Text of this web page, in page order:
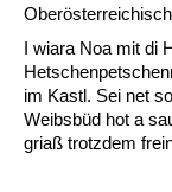
I wiara Noa mit di
im Kastl. Sei net
Weibsbüd hot a
griaß trotzdem